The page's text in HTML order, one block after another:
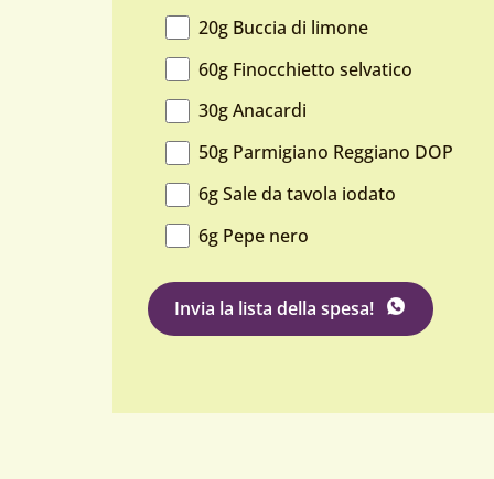
20g Buccia di limone
60g Finocchietto selvatico
30g Anacardi
50g Parmigiano Reggiano DOP
6g Sale da tavola iodato
6g Pepe nero
Invia la lista della spesa
su WhatsApp !